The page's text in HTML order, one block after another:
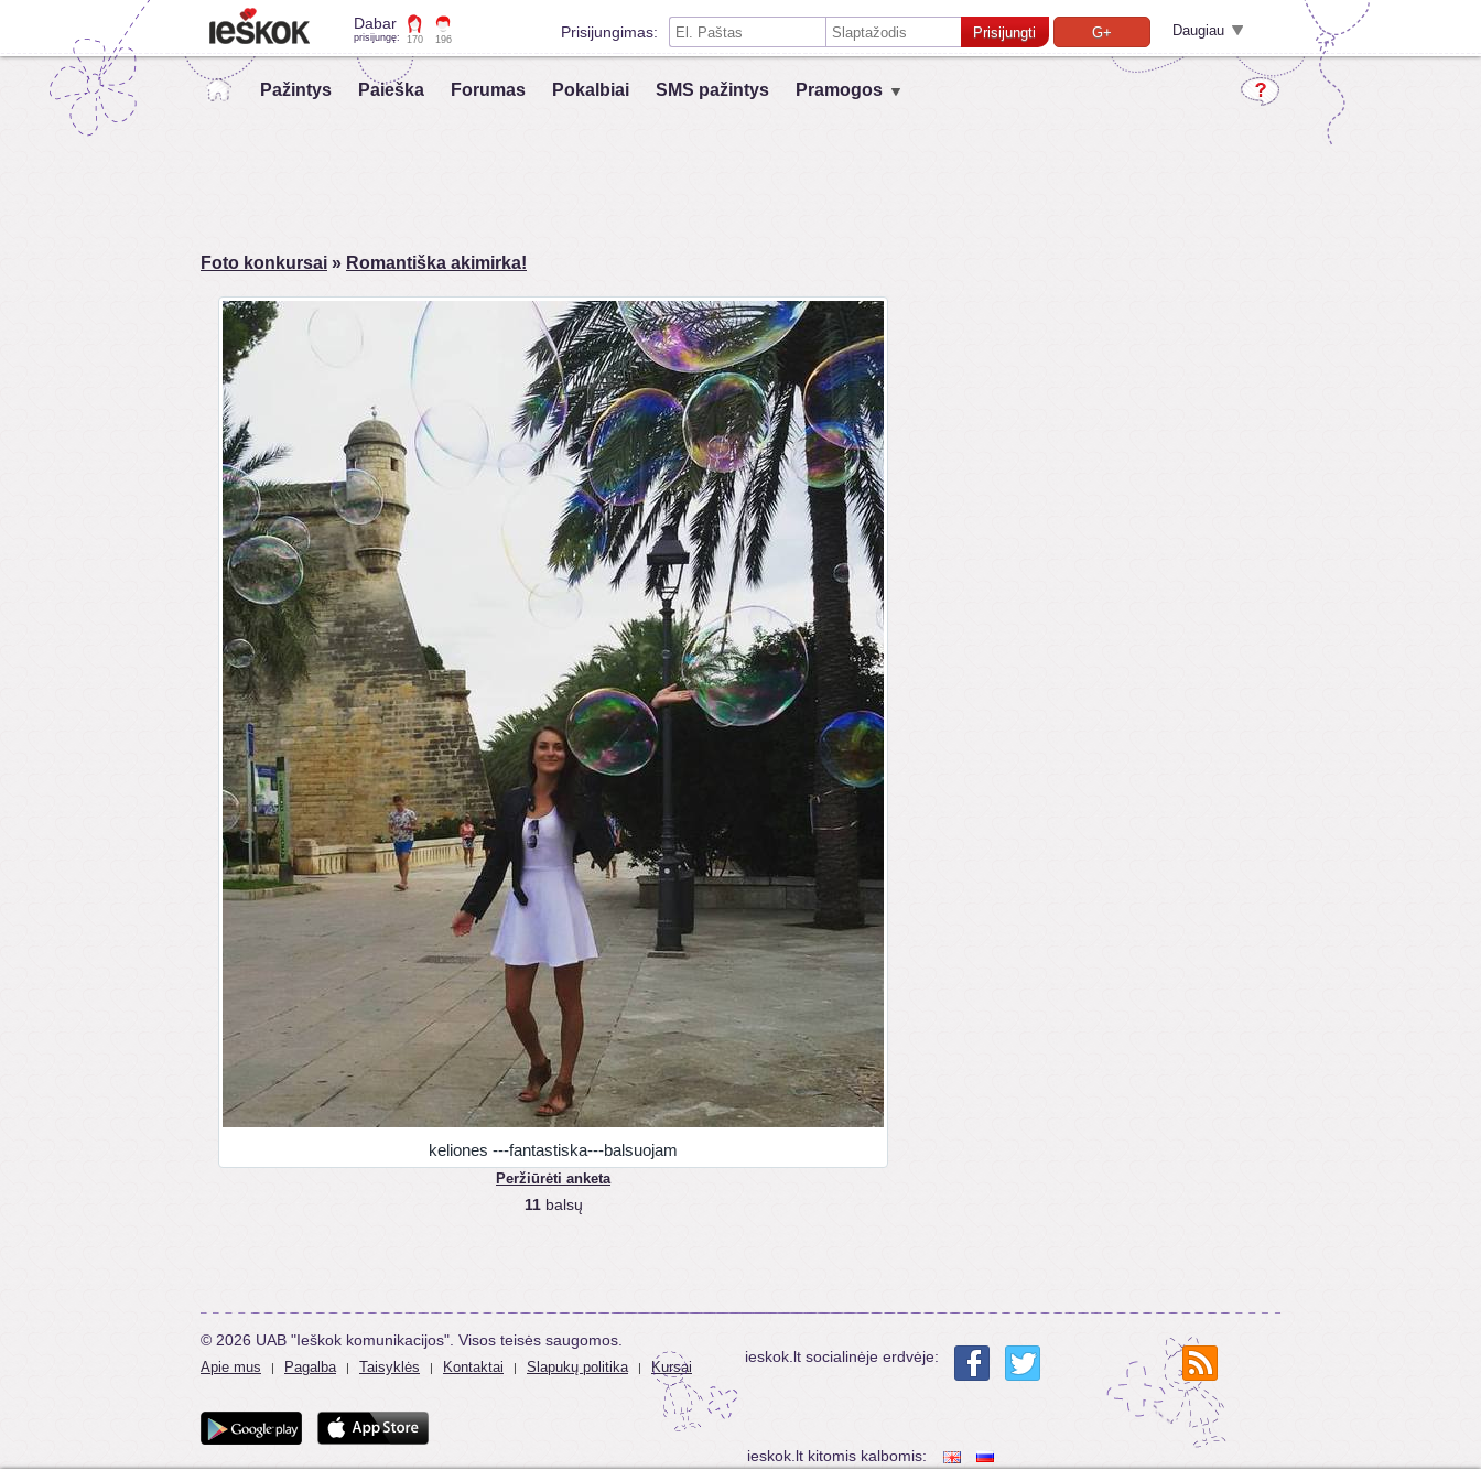
Dabar
prisijungę: 170 196 Prisijungimas: Prisijungti G+
Prisiminti mane šiame kompiuteryje
Daugiau
Pažintys Paieška Forumas Pokalbiai SMS pažintys Pramogos
Foto konkursai » Romantiška akimirka!
keliones ---fantastiska---balsuojam
Peržiūrėti anketa
11balsų
© 2026 UAB "Ieškok komunikacijos". Visos teisės saugomos.
Apie mus | Pagalba | Taisyklės | Kontaktai | Slapukų politika | Kursai
ieskok.lt socialinėje erdvėje:
ieskok.lt kitomis kalbomis: